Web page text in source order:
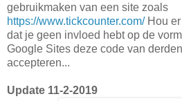
gebruikmaken van een site zoals
https://www.tickcounter.com/Hou er
dat je geen invloed hebt op de
Google Sites deze code van
accepteren...
Update 11-2-2019